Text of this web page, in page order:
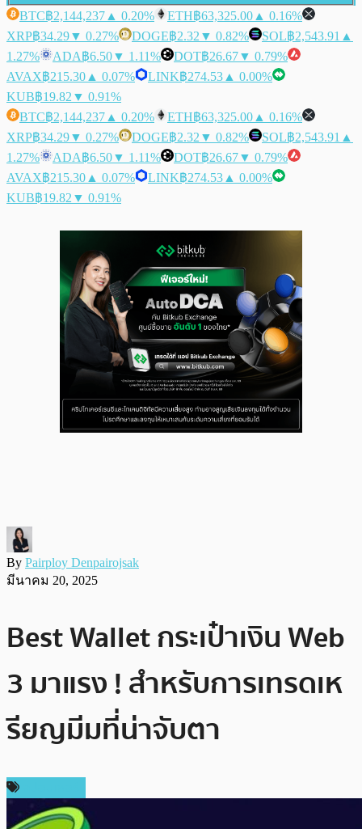
BTC฿2,144,237 ▲ 0.20% ETH฿63,325.00 ▲ 0.16%
XRP฿34.29▼ 0.27% DOGE฿2.32 ▼ 0.82% SOL฿2,543.91 ▲
1.27%
ADA฿6.50▼ 1.11% DOT฿26.67▼ 0.79%
AVAX฿215.30 ▲ 0.07% LINK฿274.53 ▲ 0.00%
KUB฿19.82 ▼ 0.91%
BTC฿2,144,237 ▲ 0.20% ETH฿63,325.00 ▲ 0.16%
XRP฿34.29▼ 0.27% DOGE฿2.32 ▼ 0.82% SOL฿2,543.91 ▲
1.27%
ADA฿6.50▼ 1.11% DOT฿26.67▼ 0.79%
AVAX฿215.30 ▲ 0.07% LINK฿274.53 ▲ 0.00%
KUB฿19.82 ▼ 0.91%
By Pairploy Denpairojsak
มีนาคม 20, 2025
Best Wallet กระเป๋าเงิน Web
3 มาแรง ! สำหรับการเทรดเห
รียญมีมที่น่าจับตา